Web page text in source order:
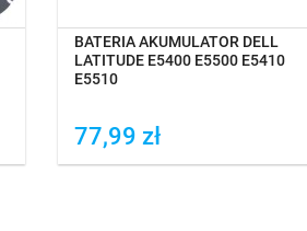
BATERIA AKUMULATOR DELL
LATITUDE E5400 E5500 E5410
E5510
77,99 zł
Dodaj do porówania